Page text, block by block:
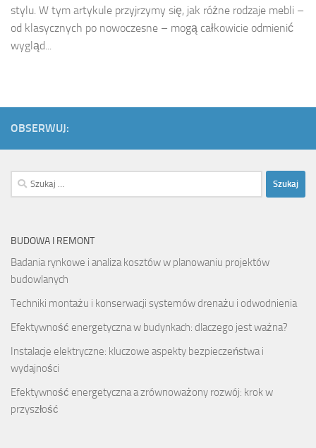
stylu. W tym artykule przyjrzymy się, jak różne rodzaje mebli –
od klasycznych po nowoczesne – mogą całkowicie odmienić
wygląd...
OBSERWUJ:
Szukaj:
BUDOWA I REMONT
Badania rynkowe i analiza kosztów w planowaniu projektów
budowlanych
Techniki montażu i konserwacji systemów drenażu i odwodnienia
Efektywność energetyczna w budynkach: dlaczego jest ważna?
Instalacje elektryczne: kluczowe aspekty bezpieczeństwa i
wydajności
Efektywność energetyczna a zrównoważony rozwój: krok w
przyszłość